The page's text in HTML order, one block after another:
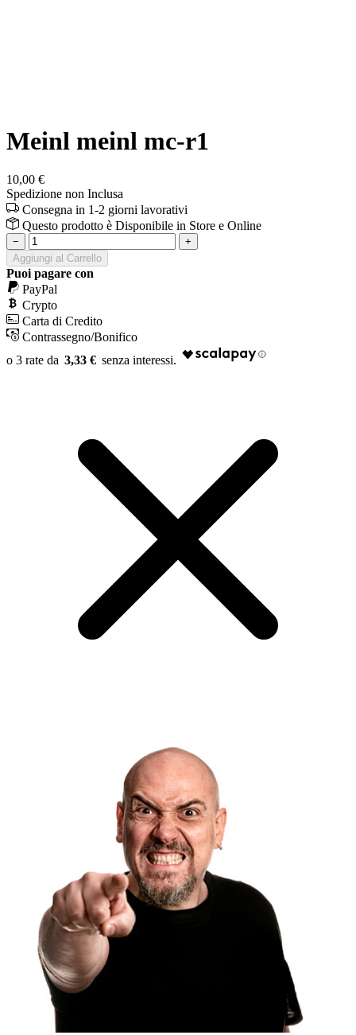
Meinl meinl mc-r1
10,00 €
Spedizione non Inclusa
Consegna in 1-2 giorni lavorativi
Questo prodotto è Disponibile in Store e Online
−
+
Aggiungi al Carrello
Puoi pagare con
PayPal
Crypto
Carta di Credito
Contrassegno/Bonifico
3,33 €